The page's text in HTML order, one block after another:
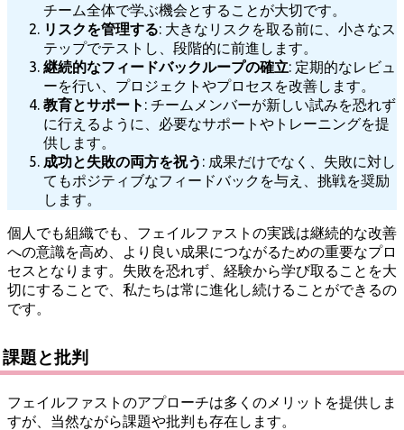
チーム全体で学ぶ機会とすることが大切です。
リスクを管理する: 大きなリスクを取る前に、小さなス
テップでテストし、段階的に前進します。
継続的なフィードバックループの確立: 定期的なレビュ
ーを行い、プロジェクトやプロセスを改善します。
教育とサポート : チームメンバーが新しい試みを恐れず
に行えるように、必要なサポートやトレーニングを提
供します。
成功と失敗の両方を祝う : 成果だけでなく、失敗に対し
てもポジティブなフィードバックを与え、挑戦を奨励
します。
個人でも組織でも、フェイルファストの実践は継続的な改善
への意識を高め、より良い成果につながるための重要なプロ
セスとなります。失敗を恐れず、経験から学び取ることを大
切にすることで、私たちは常に進化し続けることができるの
です。
課題と批判
フェイルファストのアプローチは多くのメリットを提供しま
すが、当然ながら課題や批判も存在します。